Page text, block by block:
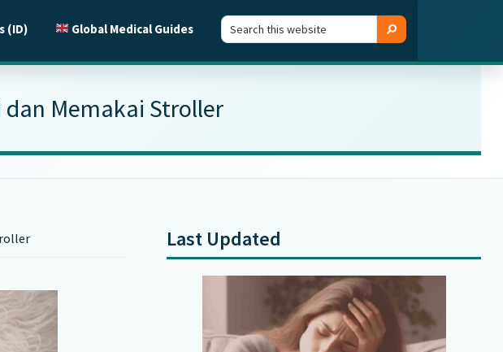
(ID) Global Medical Guides
Search
this
Search
Memakai Stroller
Primary
Sidebar
Last Updated